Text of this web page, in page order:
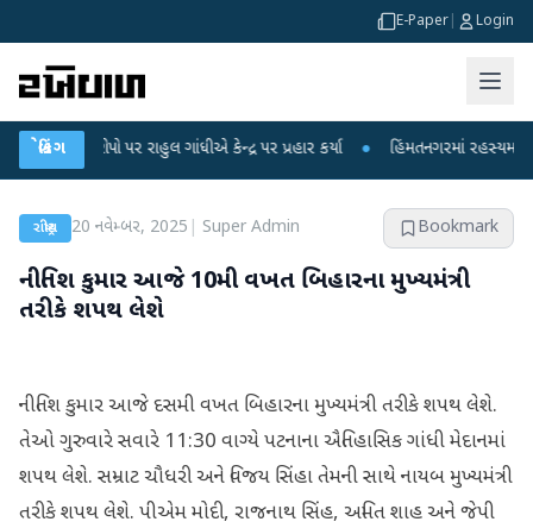
E-Paper Login
બ્રેકિંગ
આરોપો પર રાહુલ ગાંધીએ કેન્દ્ર પર પ્રહાર કર્યા ● હિંમતનગરમાં રહસ્યમય વાયરસ કે
રાષ્ટ્રીય 20 નવેમ્બર, 2025 Super Admin Bookmark
નીતિશ કુમાર આજે 10મી વખત બિહારના મુખ્યમંત્રી
તરીકે શપથ લેશે
નીતિશ કુમાર આજે દસમી વખત બિહારના મુખ્યમંત્રી તરીકે શપથ લેશે.
તેઓ ગુરુવારે સવારે 11:30 વાગ્યે પટનાના ઐતિહાસિક ગાંધી મેદાનમાં
શપથ લેશે. સમ્રાટ ચૌધરી અને વિજય સિંહા તેમની સાથે નાયબ મુખ્યમંત્રી
તરીકે શપથ લેશે. પીએમ મોદી, રાજનાથ સિંહ, અમિત શાહ અને જેપી